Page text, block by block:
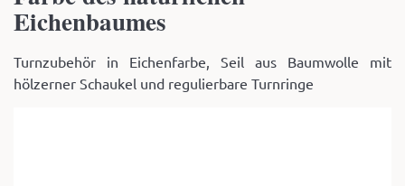
Eichenbaumes
Turnzubehör in Eichenfarbe, Seil aus Baumwolle mit
hölzerner Schaukel und regulierbare Turnringe